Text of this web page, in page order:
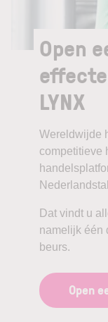
Open
LYNX
Wereldwijde
competitieve
Dat vindt u
namelijk één
beurs.
Open